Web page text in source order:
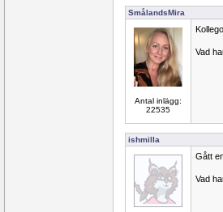
SmålandsMira
Antal inlägg:
22535
Vad
ishmilla
Gått
Vad